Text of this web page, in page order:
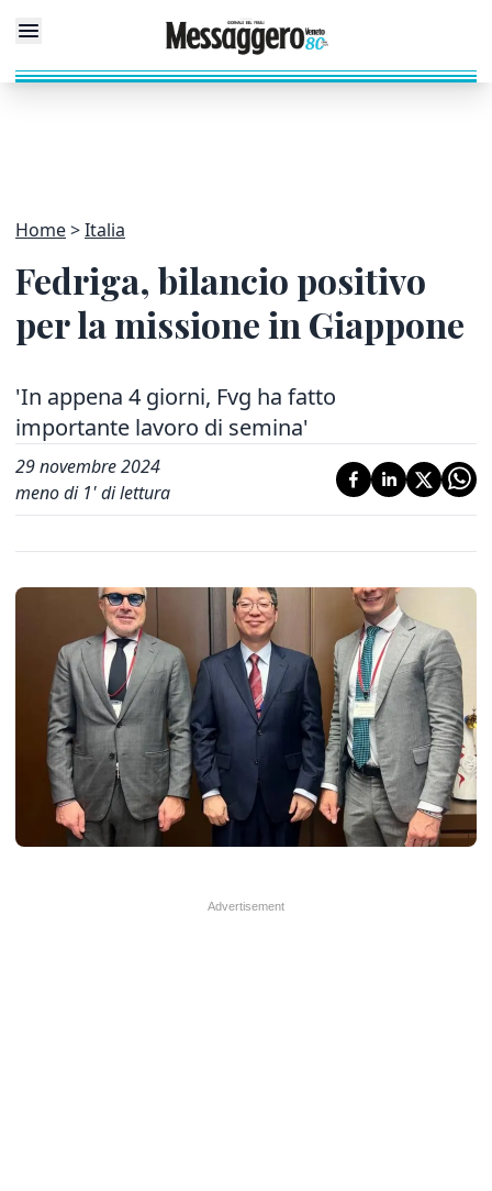
Home Italia
Fedriga, bilancio positivo
per la missione in Giappone
'In appena 4 giorni, Fvg ha fatto
importante lavoro di semina'
29 novembre 2024
meno di 1' di lettura